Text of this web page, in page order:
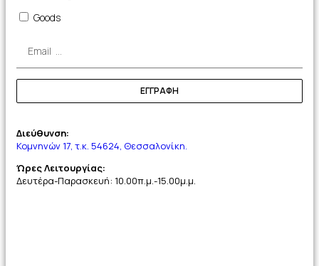
Goods
ΕΓΓΡΑΦΗ
Διεύθυνση:
Κομνηνών 17, τ.κ. 54624, Θεσσαλονίκη.
Ώρες Λειτουργίας:
Δευτέρα-Παρασκευή: 10.00π.μ.-15.00μ.μ.